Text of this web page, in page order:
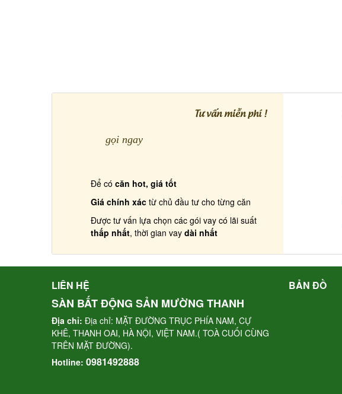
Tư vấn miễn phí !
gọi ngay
Để có căn hot, giá tốt
Giá chính xác từ chủ đầu tư cho từng căn
Được tư vấn lựa chọn các gói vay có lãi suất
thấp nhất, thời gian vay dài nhất
LIÊN HỆ
SÀN BẤT ĐỘNG SẢN MƯỜNG THANH
Địa chỉ: Địa chỉ: MẶT ĐƯỜNG TRỤC PHÍA NAM, CỰ
KHÊ, THANH OAI, HÀ NỘI, VIỆT NAM.( TOÀ CUỐI CÙNG
TRÊN MẶT ĐƯỜNG).
Hotline: 0981492888
BẢN ĐỒ